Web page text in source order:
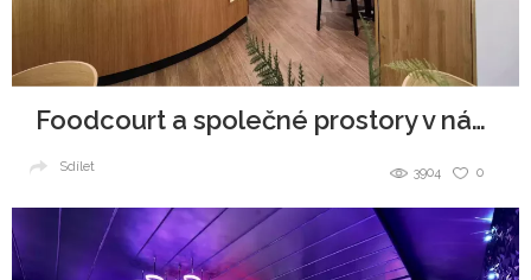
Foodcourt a společné prostory v nákupním centru
0
3904
Sdílet